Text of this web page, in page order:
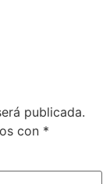
publicada.
con *